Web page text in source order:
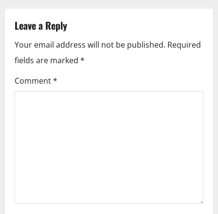
v
i
g
a
Leave a Reply
Your email address will not be published. Required
fields are marked *
Comment*